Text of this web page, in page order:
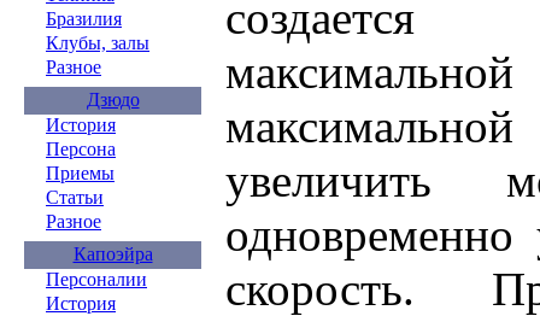
Бразилия
Клубы, залы
Разное
Дзюдо
История
Персона
Приемы
Статьи
Разное
Капоэйра
Персоналии
История
создается
увеличить
одновременно
скорость.